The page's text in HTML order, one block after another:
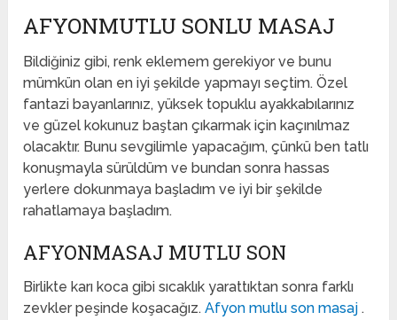
AFYONMUTLU SONLU MASAJ
Bildiğiniz gibi, renk eklemem gerekiyor ve bunu
mümkün olan en iyi şekilde yapmayı seçtim. Özel
fantazi bayanlarınız, yüksek topuklu ayakkabılarınız
ve güzel kokunuz baştan çıkarmak için kaçınılmaz
olacaktır. Bunu sevgilimle yapacağım, çünkü ben tatlı
konuşmayla sürüldüm ve bundan sonra hassas
yerlere dokunmaya başladım ve iyi bir şekilde
rahatlamaya başladım.
AFYONMASAJ MUTLU SON
Birlikte karı koca gibi sıcaklık yarattıktan sonra farklı
zevkler peşinde koşacağız.Afyon mutlu son masaj.